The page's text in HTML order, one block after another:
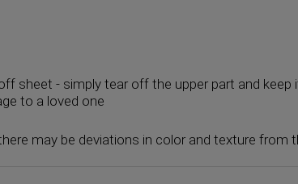
sheet - simply tear off the upper part and keep
to a loved one
may be deviations in color and texture from